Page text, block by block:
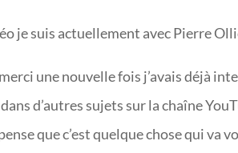
je suis actuellement avec Pierre
une nouvelle fois j’avais déjà
d’autres sujets sur la chaîne
que c’est quelque chose qui va